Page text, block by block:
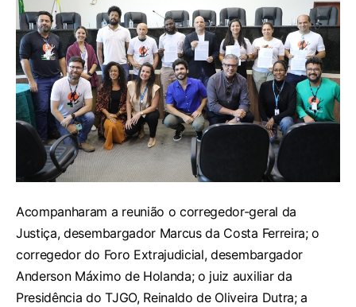
Acompanharam a reunião o corregedor-geral da
Justiça, desembargador Marcus da Costa Ferreira; o
corregedor do Foro Extrajudicial, desembargador
Anderson Máximo de Holanda; o juiz auxiliar da
Presidência do TJGO, Reinaldo de Oliveira Dutra; a